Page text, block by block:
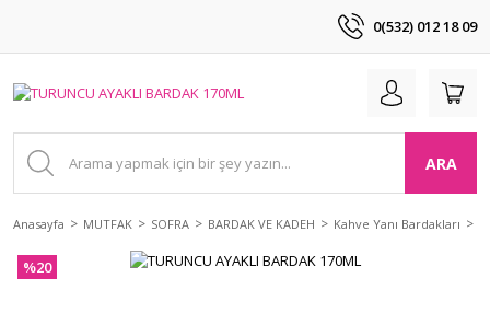
0(532) 012 18 09
ARA
Anasayfa MUTFAK SOFRA BARDAK VE KADEH Kahve Yanı Bardakları
%20